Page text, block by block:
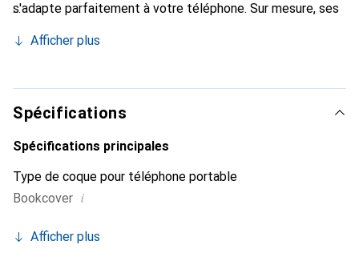
s'adapte parfaitement à votre téléphone. Sur mesure, ses
peau. Elle devient l'accessoire chic et indispensable pour
internationalement pour ses produits de haute qualité et
constitue un choix fiable pour une clientèle exigeante.
Afficher plus
Spécifications
Spécifications principales
Type de coque pour téléphone portable
Bookcover i
Afficher plus